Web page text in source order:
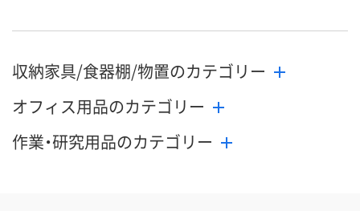
収納家具/食器棚/物置のカテゴリー
オフィス用品のカテゴリー
作業・研究用品のカテゴリー